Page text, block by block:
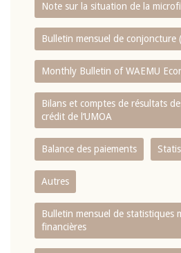
Note sur la situation de la
Bulletin mensuel de conjoncture
Monthly Bulletin of WAEMU
Bilans et comptes de résultats
crédit de l‘UMOA
Balance des paiements
Autres
Bulletin mensuel de statistiques
financières